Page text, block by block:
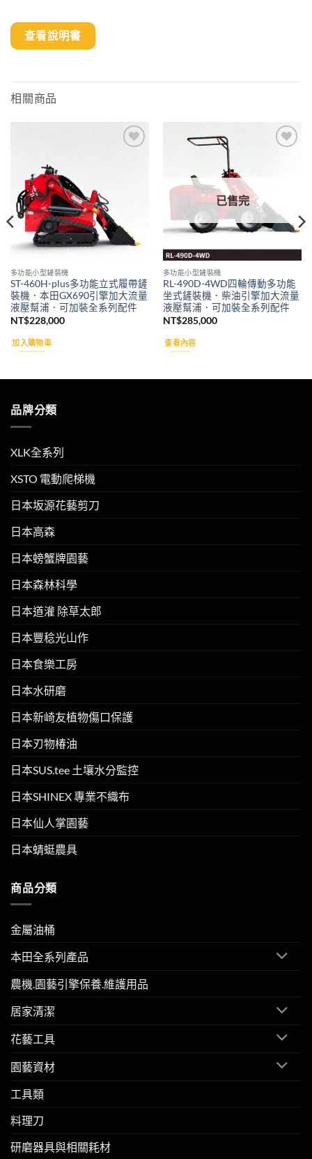
查看說明書
相關商品
多功能小型鏟裝機
ST-460H-plus多功能立式履帶鏟
裝機．本田GX690引擎加大流量
液壓幫浦．可加裝全系列配件
NT$228,000
加入購物車
已售完
多功能小型鏟裝機
RL-490D-4WD四輪傳動多功能
坐式鏟裝機．柴油引擎加大流量
液壓幫浦．可加裝全系列配件
NT$285,000
查看內容
品牌分類
XLK全系列
XSTO 電動爬梯機
日本坂源花藝剪刀
日本高森
日本螃蟹牌園藝
日本森林科學
日本道灌 除草太郎
日本豐稔光山作
日本食樂工房
日本水研磨
日本新崎友植物傷口保護
日本刃物椿油
日本SUS.tee 土壤水分監控
日本SHINEX 專業不織布
日本仙人掌園藝
日本蜻蜓農具
商品分類
金屬油桶
本田全系列產品
農機.園藝引擎保養.維護用品
居家清潔
花藝工具
園藝資材
工具類
料理刀
研磨器具與相關耗材